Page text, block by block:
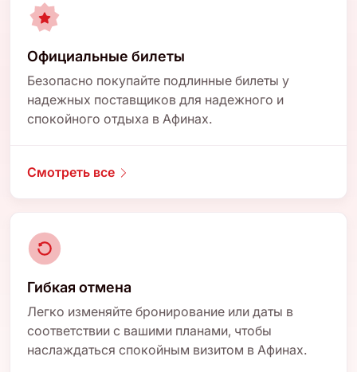
Официальные билеты
Безопасно покупайте подлинные билеты у
надежных поставщиков для надежного и
спокойного отдыха в Афинах.
Смотреть все
Гибкая отмена
Легко изменяйте бронирование или даты в
соответствии с вашими планами, чтобы
наслаждаться спокойным визитом в Афинах.